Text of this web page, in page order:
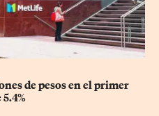
de pesos en el primer